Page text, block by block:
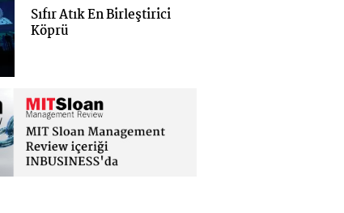
yeni pasaport
Sıfır Atık En Birleştirici
Köprü